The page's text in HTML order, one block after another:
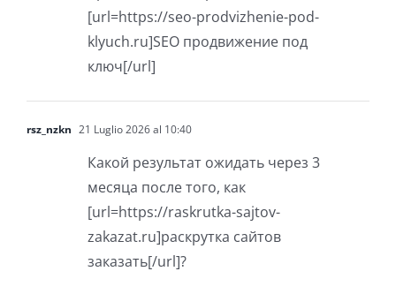
[url=https://seo-prodvizhenie-pod-
klyuch.ru]SEO продвижение под
ключ[/url]
rsz_nzkn 21 Luglio 2026 al 10:40
Какой результат ожидать через 3
месяца после того, как
[url=https://raskrutka-sajtov-
zakazat.ru]раскрутка сайтов
заказать[/url]?